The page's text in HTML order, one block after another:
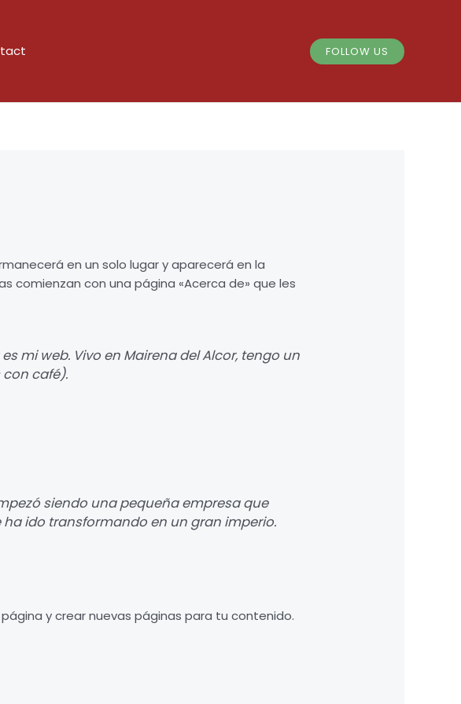
FOLLOW US
en un solo lugar y aparecerá en la
comienzan con una página «Acerca de» que les
mi web. Vivo en Mairena del Alcor, tengo un
con café).
siendo una pequeña empresa que
ido transformando en un gran imperio.
y crear nuevas páginas para tu contenido.